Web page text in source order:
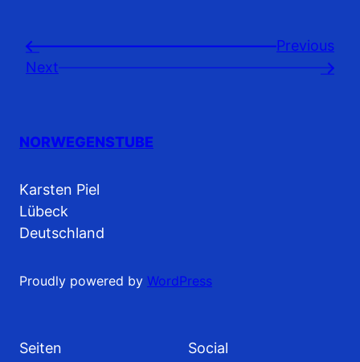
←
Previousㅤ
Next
→
NORWEGENSTUBE
Karsten Piel
Lübeck
Deutschland
Proudly powered by WordPress
Seiten Social